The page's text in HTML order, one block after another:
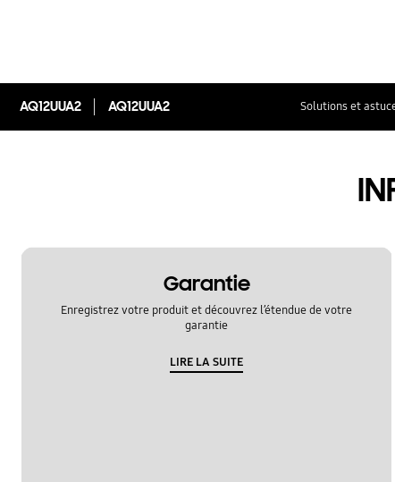
AQ12UUA2 AQ12UUA2 Solutions et
Garantie
Enregistrez votre produit et découvrez l’étendue de votre
garantie
LIRE LA SUITE